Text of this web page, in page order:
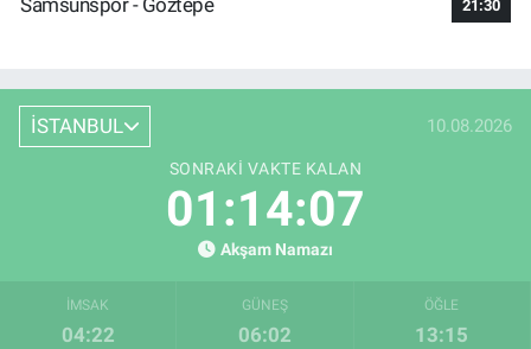
Samsunspor - Göztepe
21:30
İSTANBUL 10.08.2026
SONRAKI VAKTE KALAN
01:14:06
Akşam Namazı
İMSAK
04:22
GÜNEŞ
06:02
ÖĞLE
13:15